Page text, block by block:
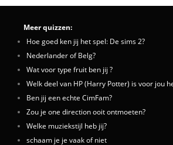
Meer quizzen:
Hoe goed ken jij het spel: De sims 2?
Nederlander of Belg?
Wat voor type fruit ben jij ?
Welk deel van HP (Harry Potter) is voor jou
Ben jij een echte CimFam?
Zou je one direction ooit ontmoeten?
Welke muziekstijl heb jij?
schaam je je vaak of niet